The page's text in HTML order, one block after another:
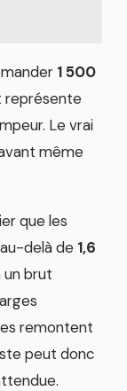
1 500
représente
Le vrai
même
que les
delà de 1,6
un brut
remontent
peut donc